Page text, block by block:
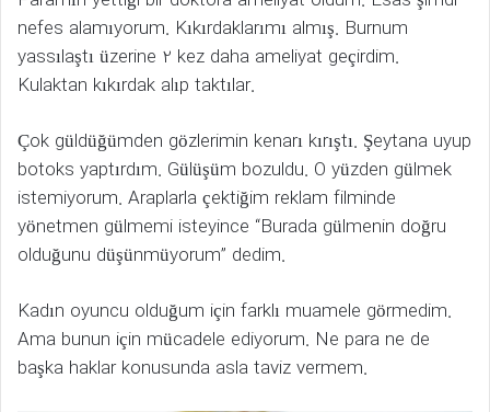
nefes alamıyorum. Kıkırdaklarımı almış. Burnum
yassılaştı üzerine 2 kez daha ameliyat geçirdim.
Kulaktan kıkırdak alıp taktılar.
Çok güldüğümden gözlerimin kenarı kırıştı. Şeytana uyup
botoks yaptırdım. Gülüşüm bozuldu. O yüzden gülmek
istemiyorum. Araplarla çektiğim reklam filminde
yönetmen gülmemi isteyince “Burada gülmenin doğru
olduğunu düşünmüyorum” dedim.
Kadın oyuncu olduğum için farklı muamele görmedim.
Ama bunun için mücadele ediyorum. Ne para ne de
başka haklar konusunda asla taviz vermem.